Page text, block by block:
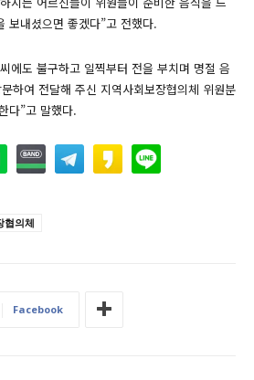
보내셨으면 좋겠다”고 전했다.
에도 불구하고 일찍부터 전을 부치며 명절 음
하여 전달해 주신 지역사회보장협의체 위원분
다”고 말했다.
협의체
Facebook